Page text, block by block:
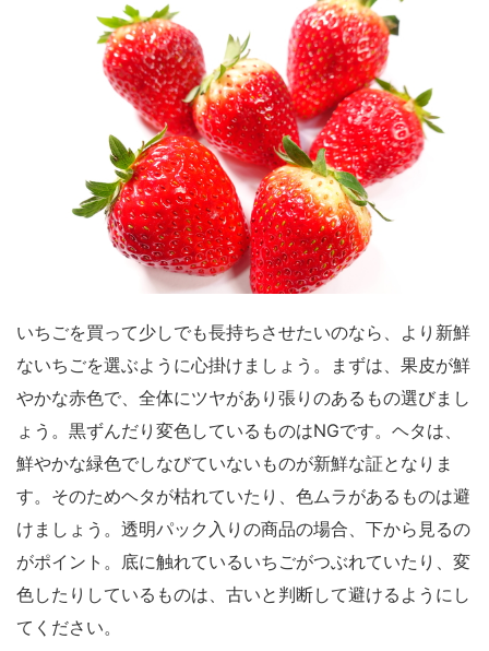
いちごを買って少しでも長持ちさせたいのなら、より新鮮
ないちごを選ぶように心掛けましょう。まずは、果皮が鮮
やかな赤色で、全体にツヤがあり張りのあるもの選びまし
ょう。黒ずんだり変色しているものはNGです。ヘタは、
鮮やかな緑色でしなびていないものが新鮮な証となりま
す。そのためヘタが枯れていたり、色ムラがあるものは避
けましょう。透明パック入りの商品の場合、下から見るの
がポイント。底に触れているいちごがつぶれていたり、変
色したりしているものは、古いと判断して避けるようにし
てください。